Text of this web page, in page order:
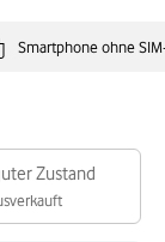
Smartphone ohne
Zustand